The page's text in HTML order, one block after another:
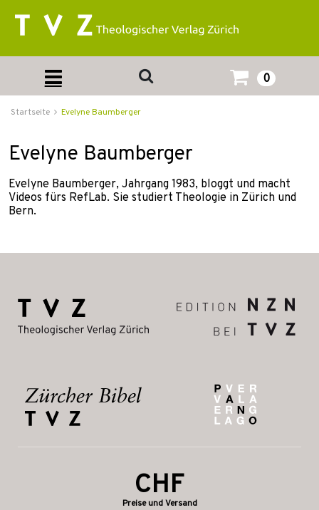
0
Startseite Evelyne Baumberger
Evelyne Baumberger
Evelyne Baumberger, Jahrgang 1983, bloggt und macht
Videos fürs RefLab. Sie studiert Theologie in Zürich und
Bern.
CHF
Preise und Versand